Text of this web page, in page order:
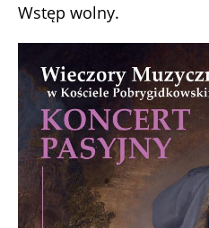
Wstęp wolny.